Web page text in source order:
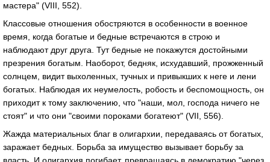
мастера" (VIII, 552).
Классовые отношения обостряются в особенности в военное
время, когда богатые и бедные встречаются в строю и
наблюдают друг друга. Тут бедные не покажутся достойными
презрения богатым. Наоборот, бедняк, исхудавший, прожженный
солнцем, видит выхоленных, тучных и привыкших к неге и лени
богатых. Наблюдая их неумелость, робость и беспомощность, он
приходит к тому заключению, что "наши, мол, господа ничего не
стоят" и что они "своими пороками богатеют" (VII, 556).
Жажда материальных благ в олигархии, передаваясь от богатых,
заражает бедных. Борьба за имущество вызывает борьбу за
власть. И олигархия погибает, превращаясь в демократию "через